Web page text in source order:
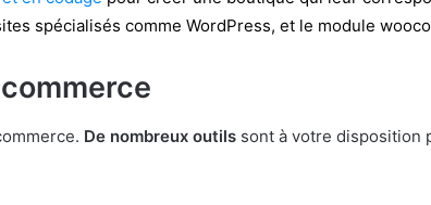
spécialisés comme WordPress, et le module
De nombreux outils sont à votre disposition